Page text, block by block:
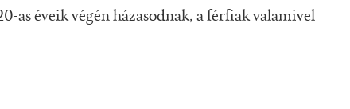
as éveik végén házasodnak, a férfiak valamivel